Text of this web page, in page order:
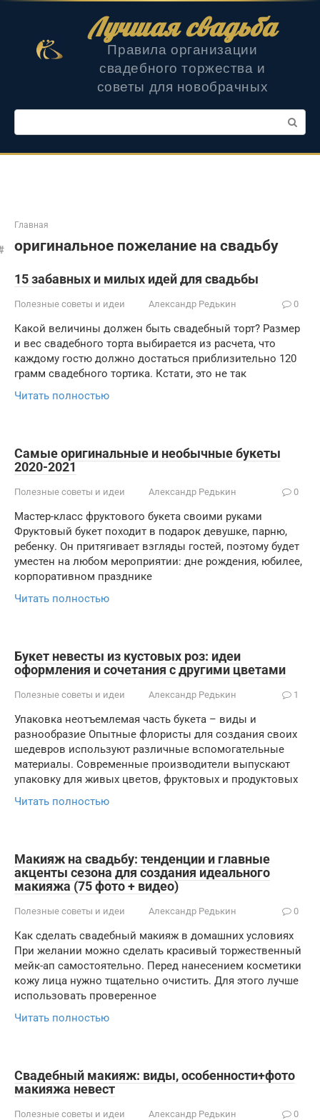
Лучшая свадьба
Правила организации
свадебного торжества и
советы для новобрачных
Поиск:
Главная
оригинальное пожелание на свадьбу
15 забавных и милых идей для свадьбы
Полезные советы и идеи Александр Редькин 0
Какой величины должен быть свадебный торт? Размер
и вес свадебного торта выбирается из расчета, что
каждому гостю должно достаться приблизительно 120
грамм свадебного тортика. Кстати, это не так
Читать полностью
Самые оригинальные и необычные букеты
2020-2021
Полезные советы и идеи Александр Редькин 0
Мастер-класс фруктового букета своими руками
Фруктовый букет походит в подарок девушке, парню,
ребенку. Он притягивает взгляды гостей, поэтому будет
уместен на любом мероприятии: дне рождения, юбилее,
корпоративном празднике
Читать полностью
Букет невесты из кустовых роз: идеи
оформления и сочетания с другими цветами
Полезные советы и идеи Александр Редькин 1
Упаковка неотъемлемая часть букета – виды и
разнообразие Опытные флористы для создания своих
шедевров используют различные вспомогательные
материалы. Современные производители выпускают
упаковку для живых цветов, фруктовых и продуктовых
Читать полностью
Макияж на свадьбу: тенденции и главные
акценты сезона для создания идеального
макияжа (75 фото + видео)
Полезные советы и идеи Александр Редькин 0
Как сделать свадебный макияж в домашних условиях
При желании можно сделать красивый торжественный
мейк-ап самостоятельно. Перед нанесением косметики
кожу лица нужно тщательно очистить. Для этого лучше
использовать проверенное
Читать полностью
Свадебный макияж: виды, особенности+фото
макияжа невест
Полезные советы и идеи Александр Редькин 0